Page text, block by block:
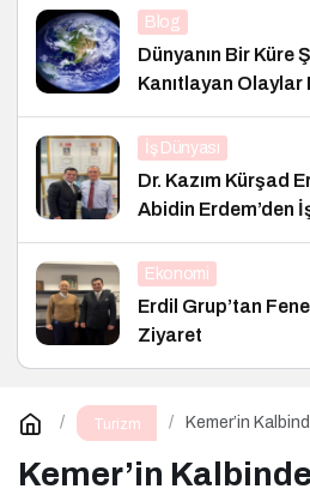
Blog
Dünyanın Bir Küre
Kanıtlayan Olaylar
İş Dünyası
Dr. Kazım Kürşad
Abidin Erdem’den
Ekonomi
Erdil Grup’tan
Ziyaret
Turizm Kemer’in
Kemer’in